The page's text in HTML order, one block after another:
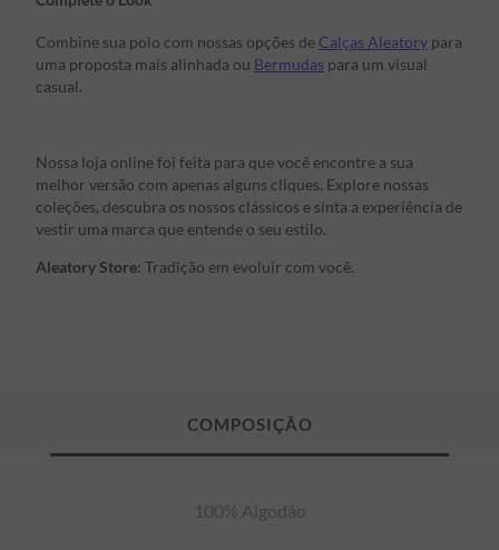
Combine sua polo com nossas opções de Calças Aleatory para
uma proposta mais alinhada ou Bermudas para um visual
casual.
Nossa loja online foi feita para que você encontre a sua
melhor versão com apenas alguns cliques. Explore nossas
coleções, descubra os nossos clássicos e sinta a experiência de
vestir uma marca que entende o seu estilo.
Aleatory Store: Tradição em evoluir com você.
100% Algodão